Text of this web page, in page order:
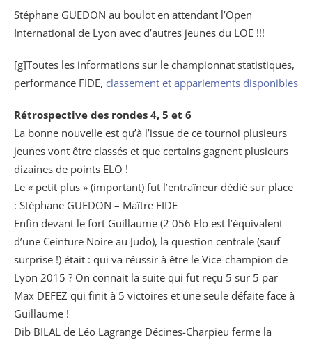
Stéphane GUEDON au boulot en attendant l’Open
International de Lyon avec d’autres jeunes du LOE !!!
[g]Toutes les informations sur le championnat statistiques,
performance FIDE, classement et appariements disponibles
Rétrospective des rondes 4, 5 et 6
La bonne nouvelle est qu’à l’issue de ce tournoi plusieurs
jeunes vont être classés et que certains gagnent plusieurs
dizaines de points ELO !
Le « petit plus » (important) fut l’entraîneur dédié sur place
: Stéphane GUEDON – Maître FIDE
Enfin devant le fort Guillaume (2 056 Elo est l’équivalent
d’une Ceinture Noire au Judo), la question centrale (sauf
surprise !) était : qui va réussir à être le Vice-champion de
Lyon 2015 ? On connait la suite qui fut reçu 5 sur 5 par
Max DEFEZ qui finit à 5 victoires et une seule défaite face à
Guillaume !
Dib BILAL de Léo Lagrange Décines-Charpieu ferme la